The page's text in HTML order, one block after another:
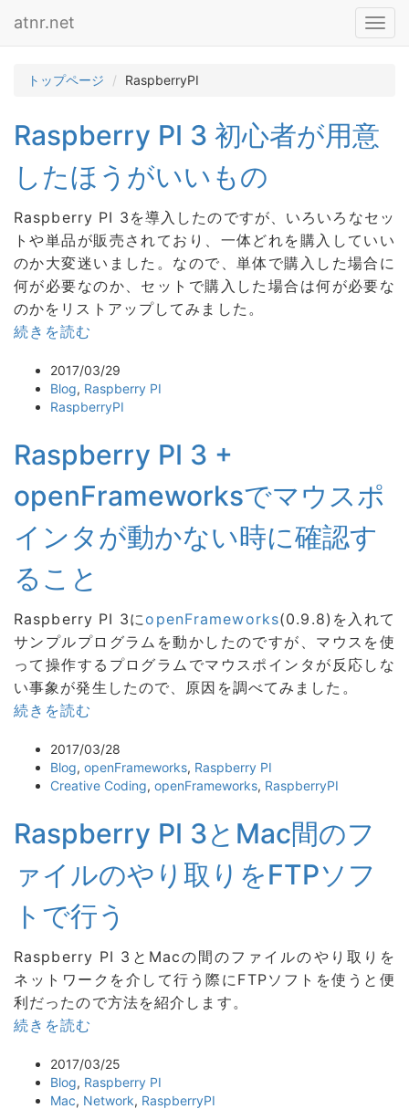
atnr.net
トップページ RaspberryPI
Raspberry PI 3 初心者が用意
したほうがいいもの
Raspberry PI 3を導入したのですが、いろいろなセッ
トや単品が販売されており、一体どれを購入していい
のか大変迷いました。なので、単体で購入した場合に
何が必要なのか、セットで購入した場合は何が必要な
のかをリストアップしてみました。
続きを読む
2017/03/29
Blog, Raspberry PI
RaspberryPI
Raspberry PI 3 +
openFrameworksでマウスポ
インタが動かない時に確認す
ること
Raspberry PI 3にopenFrameworks(0.9.8)を入れて
サンプルプログラムを動かしたのですが、マウスを使
って操作するプログラムでマウスポインタが反応しな
い事象が発生したので、原因を調べてみました。
続きを読む
2017/03/28
Blog, openFrameworks, Raspberry PI
Creative Coding, openFrameworks, RaspberryPI
Raspberry PI 3とMac間のフ
ァイルのやり取りをFTPソフ
トで行う
Raspberry PI 3とMacの間のファイルのやり取りを
ネットワークを介して行う際にFTPソフトを使うと便
利だったので方法を紹介します。
続きを読む
2017/03/25
Blog, Raspberry PI
Mac, Network, RaspberryPI